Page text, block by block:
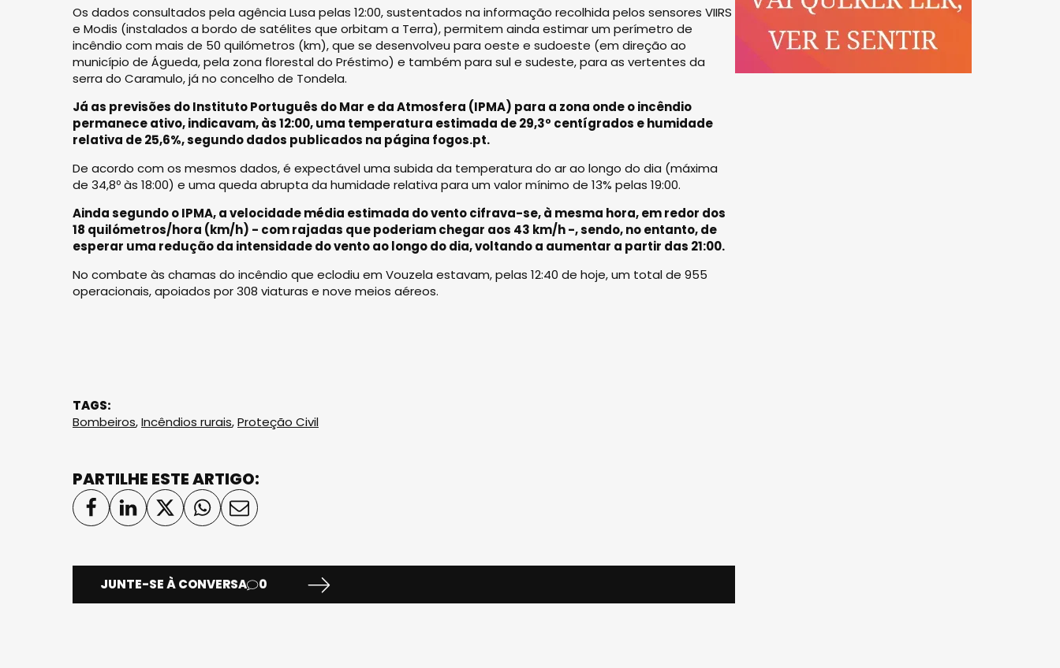
Os dados consultados pela agência Lusa pelas 12:00, sustentados na informação recolhida pelos sensores VIIRS
e Modis (instalados a bordo de satélites que orbitam a Terra), permitem ainda estimar um perímetro de
incêndio com mais de 50 quilómetros (km), que se desenvolveu para oeste e sudoeste (em direção ao
município de Águeda, pela zona florestal do Préstimo) e também para sul e sudeste, para as vertentes da
serra do Caramulo, já no concelho de Tondela.
Já as previsões do Instituto Português do Mar e da Atmosfera (IPMA) para a zona onde o incêndio
permanece ativo, indicavam, às 12:00, uma temperatura estimada de 29,3º centígrados e humidade
relativa de 25,6%, segundo dados publicados na página fogos.pt.
De acordo com os mesmos dados, é expectável uma subida da temperatura do ar ao longo do dia (máxima
de 34,8º às 18:00) e uma queda abrupta da humidade relativa para um valor mínimo de 13% pelas 19:00.
Ainda segundo o IPMA, a velocidade média estimada do vento cifrava-se, à mesma hora, em redor dos
18 quilómetros/hora (km/h) - com rajadas que poderiam chegar aos 43 km/h -, sendo, no entanto, de
esperar uma redução da intensidade do vento ao longo do dia, voltando a aumentar a partir das 21:00.
No combate às chamas do incêndio que eclodiu em Vouzela estavam, pelas 12:40 de hoje, um total de 955
operacionais, apoiados por 308 viaturas e nove meios aéreos.
TAGS:
Bombeiros,Incêndios rurais,Proteção Civil
PARTILHE ESTE ARTIGO:
JUNTE-SE À CONVERSA 0